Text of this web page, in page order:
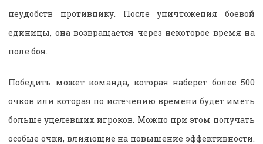
неудобств противнику. После уничтожения боевой
единицы, она возвращается через некоторое время на
поле боя.
Победить может команда, которая наберет более 500
очков или которая по истечению времени будет иметь
больше уцелевших игроков. Можно при этом получать
особые очки, влияющие на повышение эффективности.